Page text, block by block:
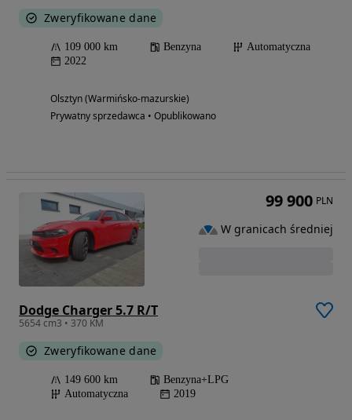
Zweryfikowane dane
109 000 km Benzyna
Automatyczna
2022
Olsztyn (Warmińsko-mazurskie)
Prywatny sprzedawca • Opublikowano
Dodge Charger 5.7 R/T
5654 cm3 • 370 KM
Zweryfikowane dane
149 600 km
Benzyna+LPG
Automatyczna
2019
99 900 PLN
W granicach średniej